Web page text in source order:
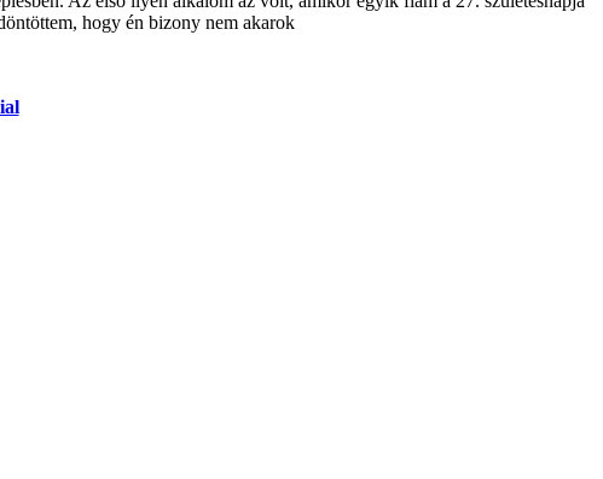
hogy én bizony nem akarok